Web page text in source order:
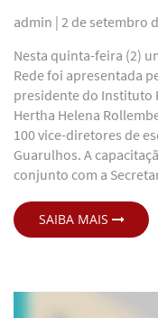
admin | 2 de setembro
Nesta quinta-feira (2)
Rede foi apresentada
presidente do Instituto
Hertha Helena
100 vice-diretores de
Guarulhos. A
conjunto com a
SAIBA MAIS